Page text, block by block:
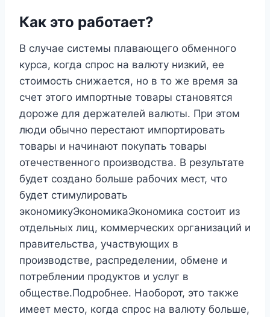
Как это работает?
В случае системы плавающего обменного
курса, когда спрос на валюту низкий, ее
стоимость снижается, но в то же время за
счет этого импортные товары становятся
дороже для держателей валюты. При этом
люди обычно перестают импортировать
товары и начинают покупать товары
отечественного производства. В результате
будет создано больше рабочих мест, что
будет стимулировать
экономикуЭкономикаЭкономика состоит из
отдельных лиц, коммерческих организаций и
правительства, участвующих в
производстве, распределении, обмене и
потреблении продуктов и услуг в
обществе.Подробнее. Наоборот, это также
имеет место, когда спрос на валюту больше,